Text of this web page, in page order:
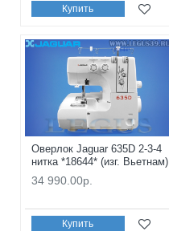
Купить
Оверлок Jaguar 635D 2-3-4
нитка *18644* (изг. Вьетнам)
34 990.00р.
Купить